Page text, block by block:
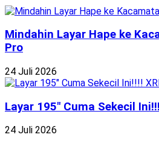
Mindahin Layar Hape ke
Pro
24 Juli 2026
Layar 195″ Cuma Sekecil
24 Juli 2026